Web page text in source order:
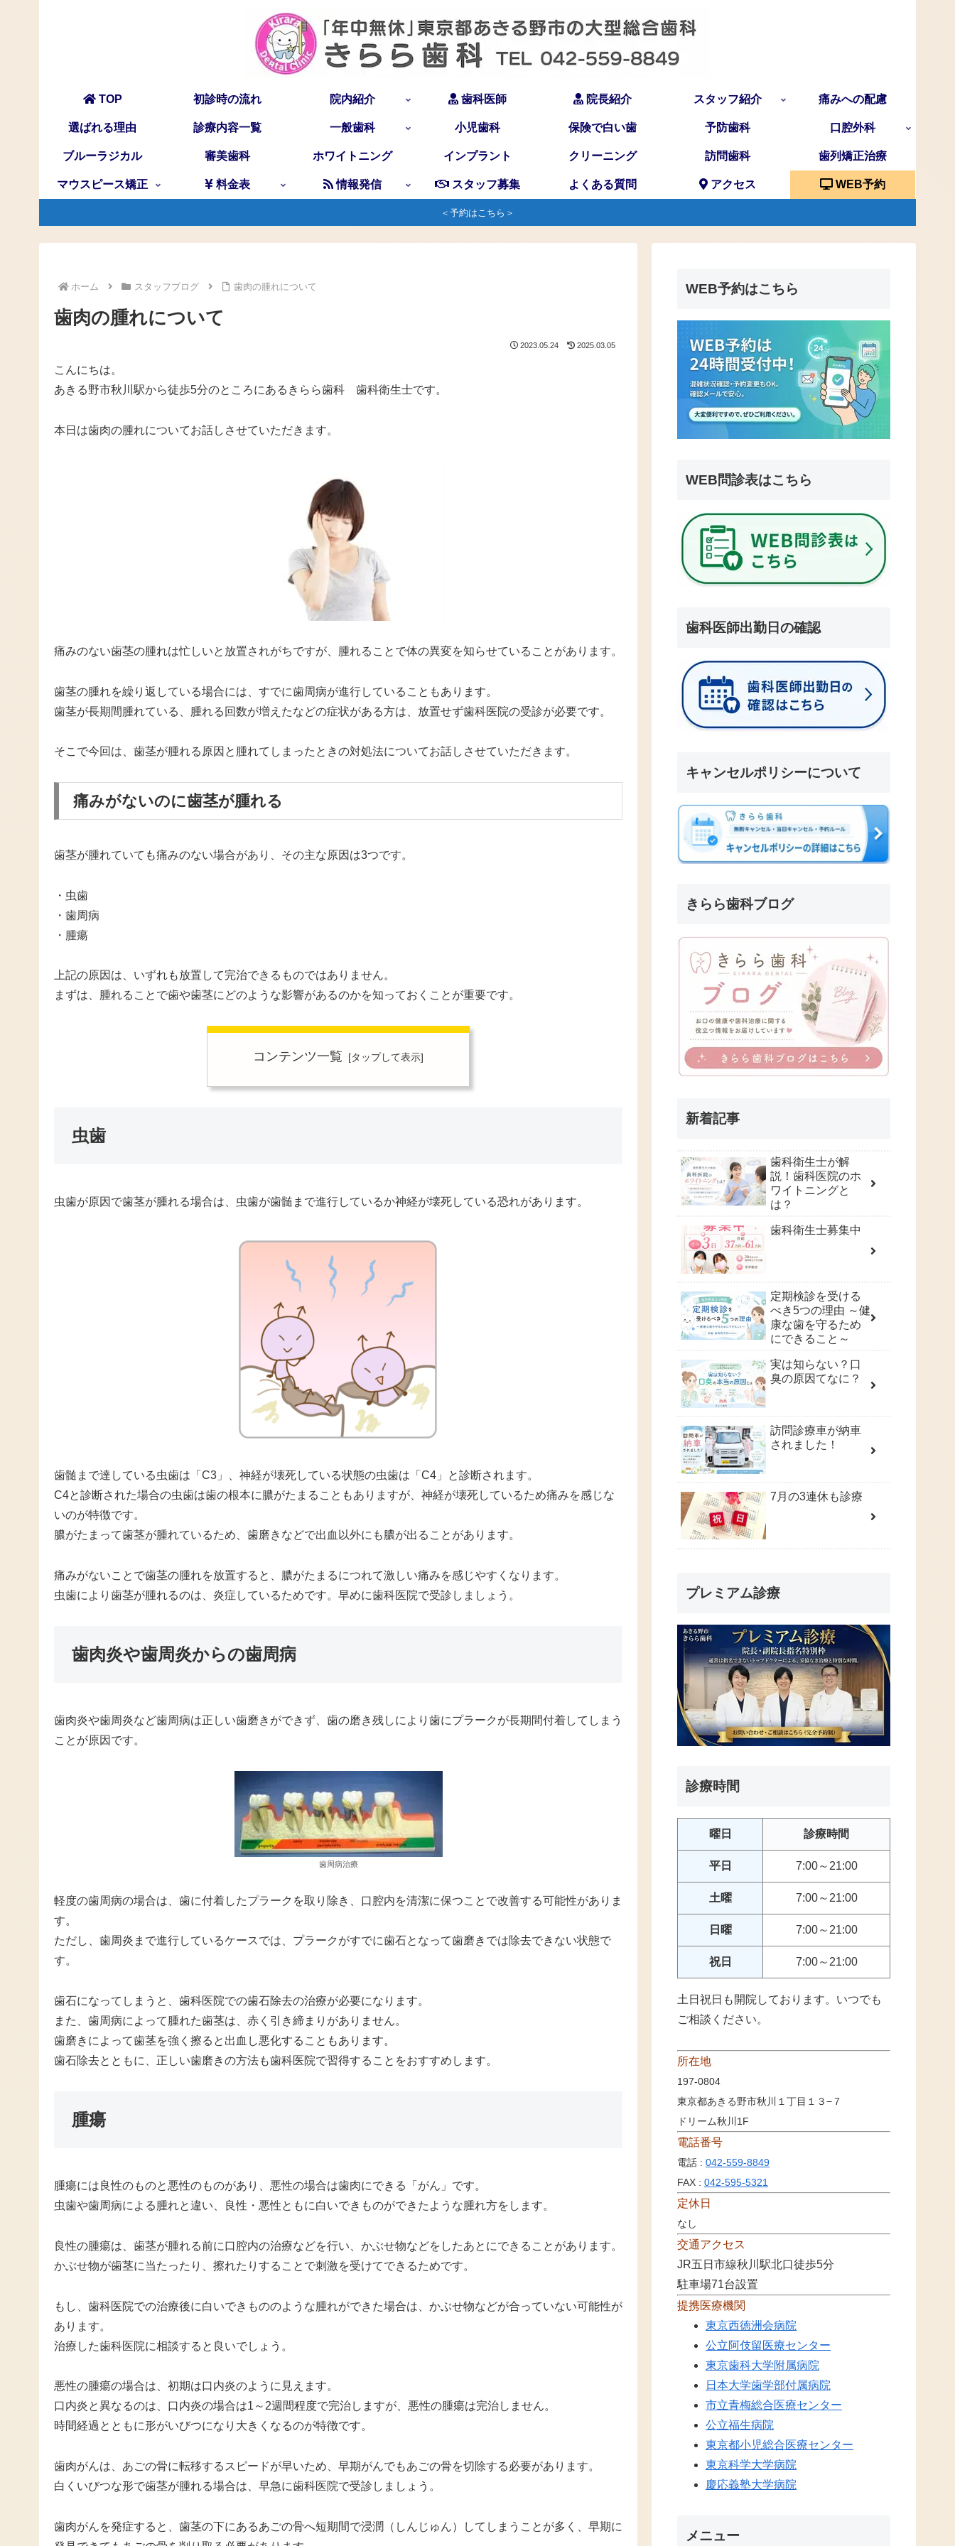
TOP 初診時の流れ 院内紹介 歯科医師 院長紹介 スタッフ紹介 痛みへの配慮
選ばれる理由 診療内容一覧 一般歯科 小児歯科 保険で白い歯 予防歯科 口腔外科
ブルーラジカル 審美歯科 ホワイトニング インプラント クリーニング 訪問歯科 歯列矯正治療
マウスピース矯正 料金表 情報発信 スタッフ募集 よくある質問 アクセス WEB予約
＜予約はこちら＞
ホーム スタッフブログ 歯肉の腫れについて
歯肉の腫れについて
2023.05.24 2025.03.05
こんにちは。
あきる野市秋川駅から徒歩5分のところにあるきらら歯科 歯科衛生士です。
本日は歯肉の腫れについてお話しさせていただきます。
痛みのない歯茎の腫れは忙しいと放置されがちですが、腫れることで体の異変を知らせていることがあります。
歯茎の腫れを繰り返している場合には、すでに歯周病が進行していることもあります。
歯茎が長期間腫れている、腫れる回数が増えたなどの症状がある方は、放置せず歯科医院の受診が必要です。
そこで今回は、歯茎が腫れる原因と腫れてしまったときの対処法についてお話しさせていただきます。
痛みがないのに歯茎が腫れる
歯茎が腫れていても痛みのない場合があり、その主な原因は3つです。
・虫歯
・歯周病
・腫瘍
上記の原因は、いずれも放置して完治できるものではありません。
まずは、腫れることで歯や歯茎にどのような影響があるのかを知っておくことが重要です。
コンテンツ一覧
虫歯
虫歯が原因で歯茎が腫れる場合は、虫歯が歯髄まで進行しているか神経が壊死している恐れがあります。
歯髄まで達している虫歯は「C3」、神経が壊死している状態の虫歯は「C4」と診断されます。
C4と診断された場合の虫歯は歯の根本に膿がたまることもありますが、神経が壊死しているため痛みを感じな
いのが特徴です。
膿がたまって歯茎が腫れているため、歯磨きなどで出血以外にも膿が出ることがあります。
痛みがないことで歯茎の腫れを放置すると、膿がたまるにつれて激しい痛みを感じやすくなります。
虫歯により歯茎が腫れるのは、炎症しているためです。早めに歯科医院で受診しましょう。
歯肉炎や歯周炎からの歯周病
歯肉炎や歯周炎など歯周病は正しい歯磨きができず、歯の磨き残しにより歯にプラークが長期間付着してしまう
ことが原因です。
歯周病治療
軽度の歯周病の場合は、歯に付着したプラークを取り除き、口腔内を清潔に保つことで改善する可能性がありま
す。
ただし、歯周炎まで進行しているケースでは、プラークがすでに歯石となって歯磨きでは除去できない状態で
す。
歯石になってしまうと、歯科医院での歯石除去の治療が必要になります。
また、歯周病によって腫れた歯茎は、赤く引き締まりがありません。
歯磨きによって歯茎を強く擦ると出血し悪化することもあります。
歯石除去とともに、正しい歯磨きの方法も歯科医院で習得することをおすすめします。
腫瘍
腫瘍には良性のものと悪性のものがあり、悪性の場合は歯肉にできる「がん」です。
虫歯や歯周病による腫れと違い、良性・悪性ともに白いできものができたような腫れ方をします。
良性の腫瘍は、歯茎が腫れる前に口腔内の治療などを行い、かぶせ物などをしたあとにできることがあります。
かぶせ物が歯茎に当たったり、擦れたりすることで刺激を受けてできるためです。
もし、歯科医院での治療後に白いできもののような腫れができた場合は、かぶせ物などが合っていない可能性が
あります。
治療した歯科医院に相談すると良いでしょう。
悪性の腫瘍の場合は、初期は口内炎のように見えます。
口内炎と異なるのは、口内炎の場合は1～2週間程度で完治しますが、悪性の腫瘍は完治しません。
時間経過とともに形がいびつになり大きくなるのが特徴です。
歯肉がんは、あごの骨に転移するスピードが早いため、早期がんでもあごの骨を切除する必要があります。
白くいびつな形で歯茎が腫れる場合は、早急に歯科医院で受診しましょう。
歯肉がんを発症すると、歯茎の下にあるあごの骨へ短期間で浸潤（しんじゅん）してしまうことが多く、早期に
WEB予約はこちら
WEB問診表はこちら
歯科医師出勤日の確認
キャンセルポリシーについて
きらら歯科ブログ
新着記事
歯科衛生士が解
説！歯科医院のホ
ワイトニングと
は？
歯科衛生士募集中
定期検診を受ける
べき5つの理由 ～健
康な歯を守るため
にできること～
実は知らない？口
臭の原因てなに？
訪問診療車が納車
されました！
7月の3連休も診療
プレミアム診療
診療時間
曜日 診療時間
平日 7:00～21:00
土曜 7:00～21:00
日曜 7:00～21:00
祝日 7:00～21:00
土日祝日も開院しております。いつでも
ご相談ください。
所在地
197-0804
東京都あきる野市秋川１丁目１３−７
ドリーム秋川1F
電話番号
電話 : 042-559-8849
FAX : 042-595-5321
定休日
なし
交通アクセス
JR五日市線秋川駅北口徒歩5分
駐車場71台設置
提携医療機関
東京西徳洲会病院
公立阿伎留医療センター
東京歯科大学附属病院
日本大学歯学部付属病院
市立青梅総合医療センター
公立福生病院
東京都小児総合医療センター
東京科学大学病院
慶応義塾大学病院
メニュー